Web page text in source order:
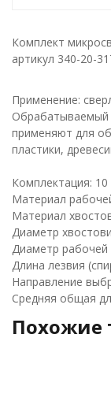
Комплект
артикул 340-20-
Применение:
Обрабатываемый
применяют для
пластики,
Комплектация: 10
Материал
Материал
Диаметр
Диаметр рабочей
Длина лезвия
Направление
Средняя общая
Похожие